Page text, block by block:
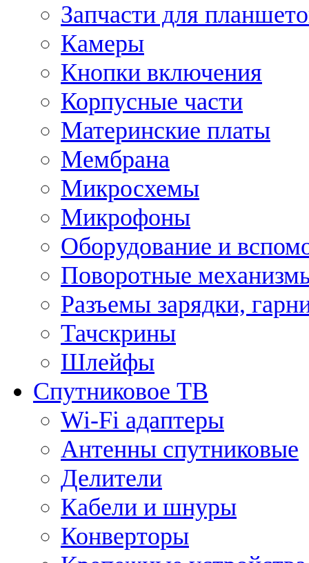
Запчасти для
Камеры
Кнопки включения
Корпусные части
Материнские платы
Мембрана
Микросхемы
Микрофоны
Оборудование и
Поворотные
Разъемы зарядки,
Тачскрины
Шлейфы
Спутниковое ТВ
Wi-Fi адаптеры
Антенны спутниковые
Делители
Кабели и шнуры
Конверторы